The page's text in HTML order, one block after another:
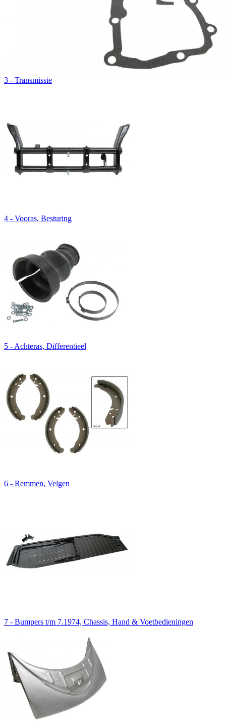
3 - Transmissie
4 - Vooras, Besturing
5 - Achteras, Differentieel
6 - Remmen, Velgen
7 - Bumpers t/m 7.1974, Chassis, Hand & Voetbedieningen